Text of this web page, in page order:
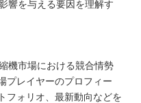
響を与える要因を理解す
機市場における競合情勢
プレイヤーのプロフィー
フォリオ、最新動向などを